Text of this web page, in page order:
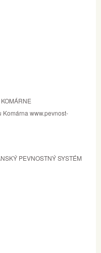
Komárna www.pevnost-
PEVNOSTNÝ SYSTÉM